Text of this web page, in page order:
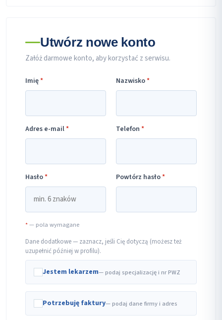
Utwórz nowe konto
Załóż darmowe konto, aby korzystać z serwisu.
Imię* Nazwisko*
Adres e-mail* Telefon *
Hasło* Powtórz hasło*
*— pola wymagane
Dane dodatkowe — zaznacz, jeśli Cię dotyczą (możesz też
uzupełnić później w profilu).
Jestem lekarzem— podaj specjalizację i nr PWZ
Potrzebuję faktury— podaj dane firmy i adres